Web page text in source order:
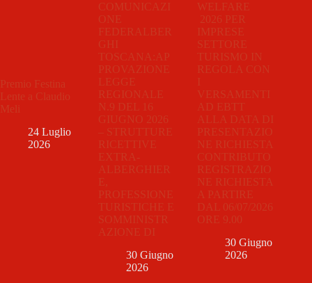
Premio Festina
Lente a Claudio
Meli
24 Luglio
2026
COMUNICAZI
ONE
FEDERALBER
GHI
TOSCANA:AP
PROVAZIONE
LEGGE
REGIONALE
N.9 DEL 16
GIUGNO 2026
– STRUTTURE
RICETTIVE
EXTRA-
ALBERGHIER
E,
PROFESSIONE
TURISTICHE E
SOMMINISTR
AZIONE DI
30 Giugno
2026
WELFARE
2026 PER
IMPRESE
SETTORE
TURISMO IN
REGOLA CON
I
VERSAMENTI
AD EBTT
ALLA DATA DI
PRESENTAZIO
NE RICHIESTA
CONTRIBUTO
REGISTRAZIO
NE RICHIESTA
A PARTIRE
DAL 06/07/2026
ORE 9.00
30 Giugno
2026